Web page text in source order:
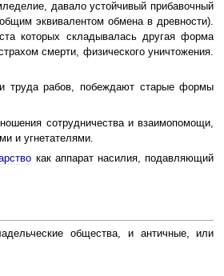
давало устойчивый прибавочный
эквивалентом обмена в древности).
которых складывалась другая форма
смерти, физического уничтожения.
труда рабов, побеждают старые формы
сотрудничества и взаимопомощи,
и угнетателями.
как аппарат насилия, подавляющий
общества, и античные, или